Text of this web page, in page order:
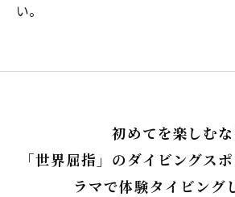
い。
初めてを楽しむな
「世界屈指」のダイビングス
ラマで体験タイビング